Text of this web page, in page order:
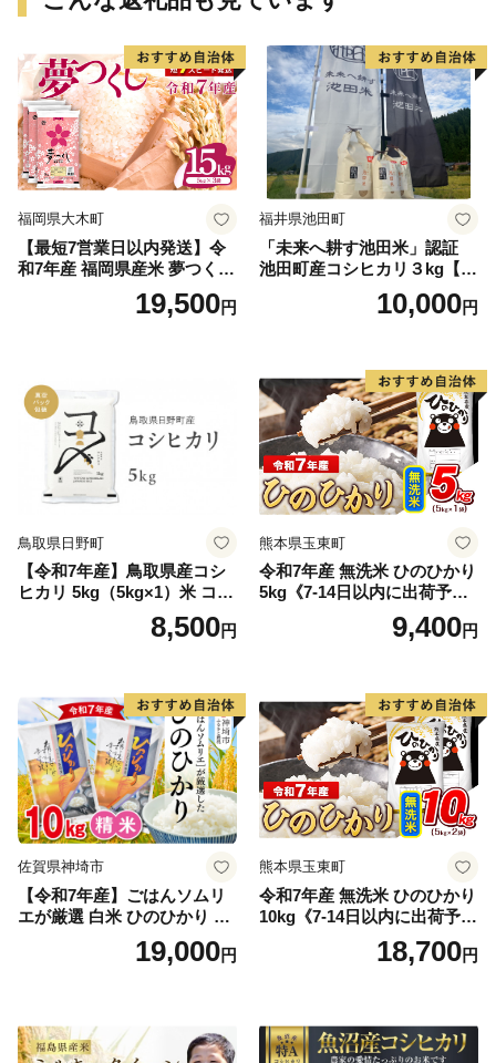
福岡県大木町
【最短7営業日以内発送】令
和7年産 福岡県産米 夢つくし
15kg 精米 ※北海道・沖縄・
19,500円
福井県池田町
「未来へ耕す池田米」認証
池田町産コシヒカリ３kg【お
1人様につき３セットまで】
10,000円
鳥取県日野町
【令和7年産】鳥取県産コシ
ヒカリ 5kg（5kg×1）米 コシ
ヒカリ こしひかり お米 白米
精米 5キロ おこめ こめ コメ
野町産 Elevation
8,500円
熊本県玉東町
令和7年産 無洗米 ひのひかり
5kg《7-14日以内に出荷予定
(土日祝除く)》コメ 米 無洗米
高レビュー｜人気米 熊本県
9,400円
佐賀県神埼市
【令和7年産】ごはんソムリ
エが厳選 白米 ひのひかり 10
米 10kg 5kg×2 ひのひかり ブ
19,000円
熊本県玉東町
令和7年産 無洗米 ひのひかり
10kg《7-14日以内に出荷予定
(土日祝除く)》コメ 米 無洗米
令和7年産 高レビュー｜人気
18,700円